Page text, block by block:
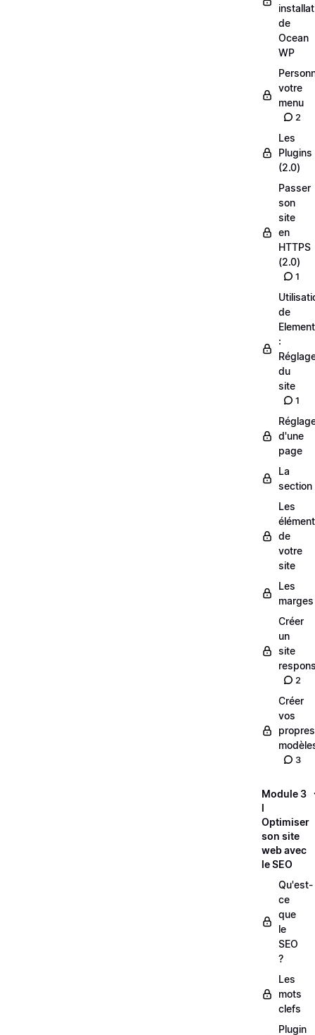
de
Ocean
WP
votre
menu
2
Les
Plugins
(2.0)
Passer
son
site
en
HTTPS
(2.0)
1
de
:
du
site
1
d'une
page
La
section
Les
de
votre
site
Les
marges
Créer
un
site
2
Créer
vos
propres
3
Module 3
l
Optimiser
son site
web avec
le SEO
Qu'est-
ce
que
le
SEO
?
Les
mots
clefs
Plugin